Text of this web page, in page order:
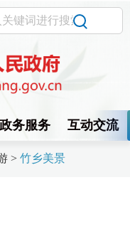
政务服务 互动交流
> 竹乡美景